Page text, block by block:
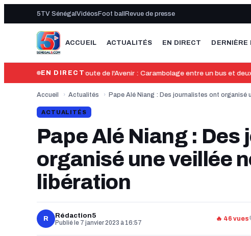
5TV Sénégal Vidéos Foot ball Revue de presse
ACCUEIL ACTUALITÉS EN DIRECT DERNIÈRE
EN DIRECT
12:32 Autoroute de l'Avenir : Carambolage entre un bus et deux
Accueil › Actualités › Pape Alé Niang : Des journalistes ont organisé
ACTUALITÉS
Pape Alé Niang :
organisé une veillée
libération
R Rédaction5
Publié le 7 janvier 2023 à 16:57
🔥 46 vues